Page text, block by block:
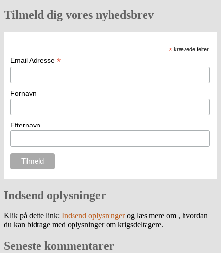
Tilmeld dig vores nyhedsbrev
* krævede felter
Email Adresse *
Fornavn
Efternavn
Indsend oplysninger
Klik på dette link: Indsend oplysningerog læs mere om , hvordan
du kan bidrage med oplysninger om krigsdeltagere.
Seneste kommentarer